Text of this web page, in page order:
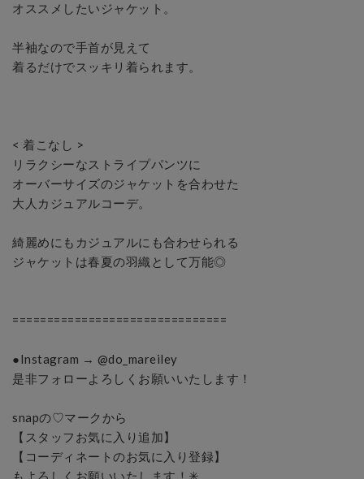
オススメしたいジャケット。
半袖なので手首が見えて
着るだけでスッキリ着られます。
< 着こなし >
リラクシーなストライプパンツに
オーバーサイズのジャケットを合わせた
大人カジュアルコーデ。
綺麗めにもカジュアルにも合わせられる
ジャケットは春夏の羽織として万能◎
===============================
●Instagram → @do_mareiley
是非フォローよろしくお願いいたします！
snapの♡マークから
【スタッフお気に入り追加】
【コーディネートのお気に入り登録】
もよろしくお願いいたします！✳︎